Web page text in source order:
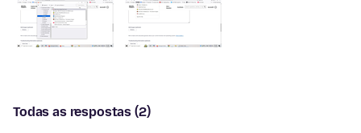
Todas as respostas (2)